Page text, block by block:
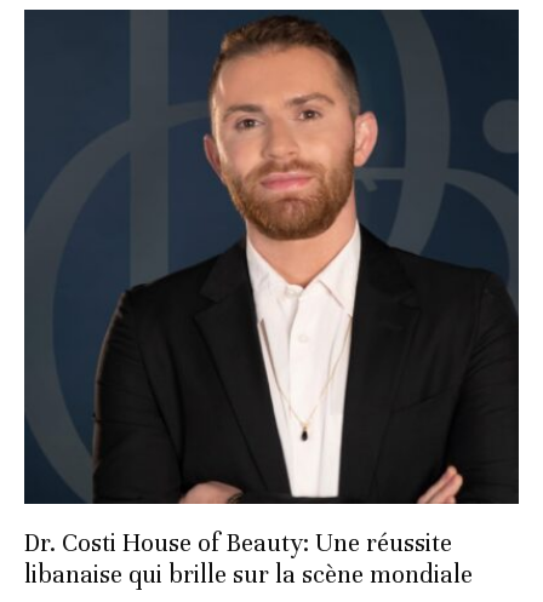
Dr. Costi House of Beauty: Une réussite
libanaise qui brille sur la scène mondiale